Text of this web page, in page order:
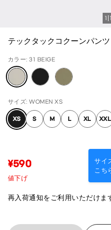
1
テックタックコクーンパンツ
カラー: 31 BEIGE
サイズ: WOMEN XS
XS S M L XL XXL
サイ
こち
¥590
値下げ
再入荷通知をご利用いただけま